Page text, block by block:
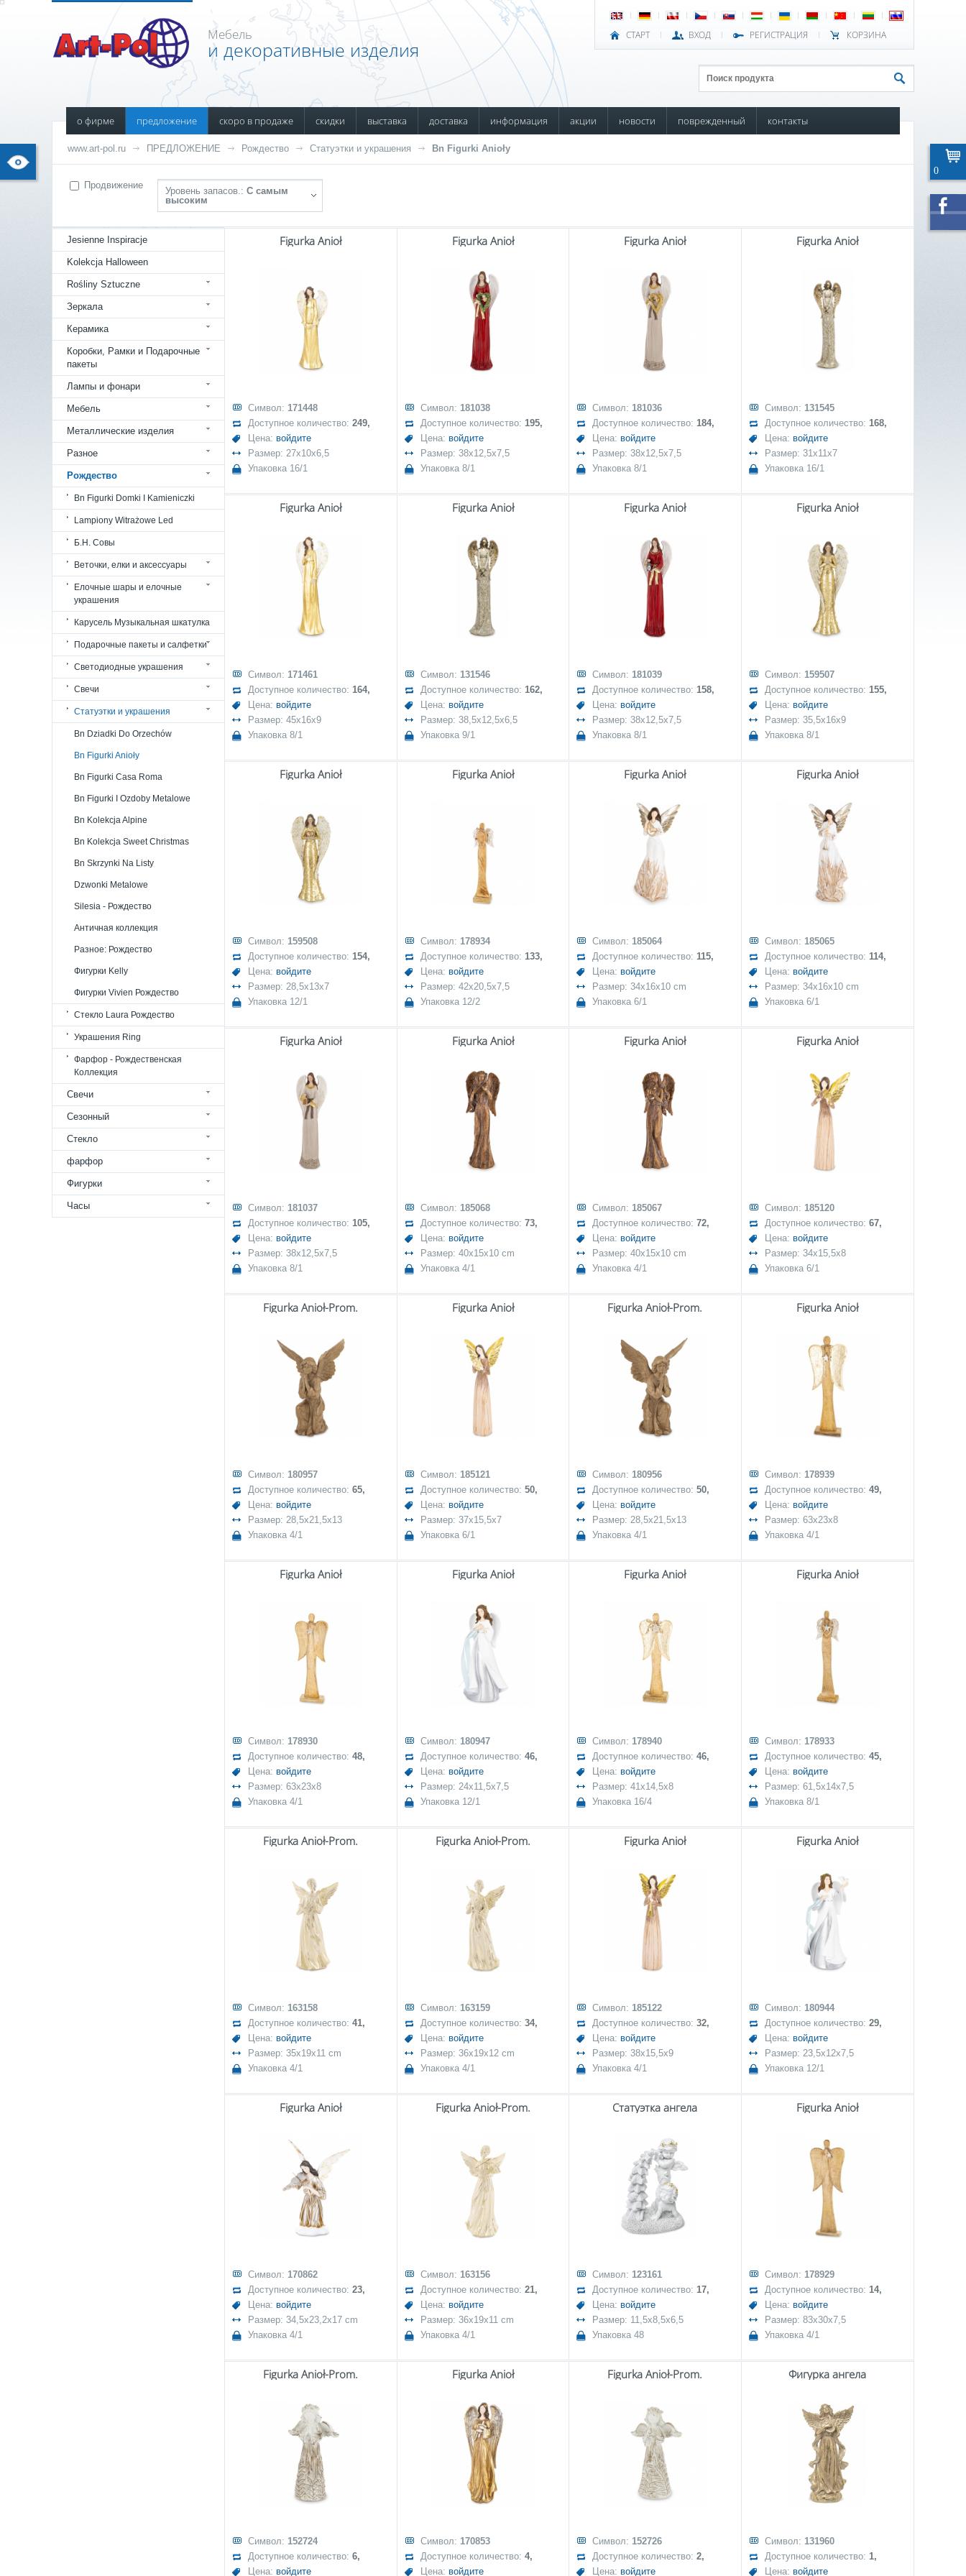
СТАРТ ВХОД РЕГИСТРАЦИЯ КОРЗИНА
Мебель
и декоративные изделия
о фирме предложение скоро в продаже скидки выставка доставка информация акции новости поврежденный контакты
www.art-pol.ru ПРЕДЛОЖЕНИЕ Рождество Статуэтки и украшения Bn Figurki Anioły
Продвижение
Уровень запасов.: С самым
высоким
Jesienne Inspiracje
Kolekcja Halloween
Rośliny Sztuczne
Зеркала
Керамика
Коробки, Рамки и Подарочные
пакеты
Лампы и фонари
Мебель
Металлические изделия
Разное
Рождество
Bn Figurki Domki I Kamieniczki
Lampiony Witrażowe Led
Б.Н. Совы
Веточки, елки и аксессуары
Елочные шары и елочные
украшения
Карусель Музыкальная шкатулка
Подарочные пакеты и салфетки
Светодиодные украшения
Свечи
Статуэтки и украшения
Bn Dziadki Do Orzechów
Bn Figurki Anioły
Bn Figurki Casa Roma
Bn Figurki I Ozdoby Metalowe
Bn Kolekcja Alpine
Bn Kolekcja Sweet Christmas
Bn Skrzynki Na Listy
Dzwonki Metalowe
Silesia - Рождество
Античная коллекция
Разное: Рождество
Фигурки Kelly
Фигурки Vivien Рождество
Стекло Laura Рождество
Украшения Ring
Фарфор - Рождественская
Коллекция
Свечи
Сезонный
Стекло
фарфор
Фигурки
Часы
Figurka Anioł
Символ: 171448
Доступное количество: 249,
Цена: войдите
Размер: 27x10x6,5
Упаковка 16/1
Figurka Anioł
Символ: 181038
Доступное количество: 195,
Цена: войдите
Размер: 38x12,5x7,5
Упаковка 8/1
Figurka Anioł
Символ: 181036
Доступное количество: 184,
Цена: войдите
Размер: 38x12,5x7,5
Упаковка 8/1
Figurka Anioł
Символ: 131545
Доступное количество: 168,
Цена: войдите
Размер: 31x11x7
Упаковка 16/1
Figurka Anioł
Символ: 171461
Доступное количество: 164,
Цена: войдите
Размер: 45x16x9
Упаковка 8/1
Figurka Anioł
Символ: 131546
Доступное количество: 162,
Цена: войдите
Размер: 38,5x12,5x6,5
Упаковка 9/1
Figurka Anioł
Символ: 181039
Доступное количество: 158,
Цена: войдите
Размер: 38x12,5x7,5
Упаковка 8/1
Figurka Anioł
Символ: 159507
Доступное количество: 155,
Цена: войдите
Размер: 35,5x16x9
Упаковка 8/1
Figurka Anioł
Символ: 159508
Доступное количество: 154,
Цена: войдите
Размер: 28,5x13x7
Упаковка 12/1
Figurka Anioł
Символ: 178934
Доступное количество: 133,
Цена: войдите
Размер: 42x20,5x7,5
Упаковка 12/2
Figurka Anioł
Символ: 185064
Доступное количество: 115,
Цена: войдите
Размер: 34x16x10 cm
Упаковка 6/1
Figurka Anioł
Символ: 185065
Доступное количество: 114,
Цена: войдите
Размер: 34x16x10 cm
Упаковка 6/1
Figurka Anioł
Символ: 181037
Доступное количество: 105,
Цена: войдите
Размер: 38x12,5x7,5
Упаковка 8/1
Figurka Anioł
Символ: 185068
Доступное количество: 73,
Цена: войдите
Размер: 40x15x10 cm
Упаковка 4/1
Figurka Anioł
Символ: 185067
Доступное количество: 72,
Цена: войдите
Размер: 40x15x10 cm
Упаковка 4/1
Figurka Anioł
Символ: 185120
Доступное количество: 67,
Цена: войдите
Размер: 34x15,5x8
Упаковка 6/1
Figurka Anioł-Prom.
Символ: 180957
Доступное количество: 65,
Цена: войдите
Размер: 28,5x21,5x13
Упаковка 4/1
Figurka Anioł
Символ: 185121
Доступное количество: 50,
Цена: войдите
Размер: 37x15,5x7
Упаковка 6/1
Figurka Anioł-Prom.
Символ: 180956
Доступное количество: 50,
Цена: войдите
Размер: 28,5x21,5x13
Упаковка 4/1
Figurka Anioł
Символ: 178939
Доступное количество: 49,
Цена: войдите
Размер: 63x23x8
Упаковка 4/1
Figurka Anioł
Символ: 178930
Доступное количество: 48,
Цена: войдите
Размер: 63x23x8
Упаковка 4/1
Figurka Anioł
Символ: 180947
Доступное количество: 46,
Цена: войдите
Размер: 24x11,5x7,5
Упаковка 12/1
Figurka Anioł
Символ: 178940
Доступное количество: 46,
Цена: войдите
Размер: 41x14,5x8
Упаковка 16/4
Figurka Anioł
Символ: 178933
Доступное количество: 45,
Цена: войдите
Размер: 61,5x14x7,5
Упаковка 8/1
Figurka Anioł-Prom.
Символ: 163158
Доступное количество: 41,
Цена: войдите
Размер: 35x19x11 cm
Упаковка 4/1
Figurka Anioł-Prom.
Символ: 163159
Доступное количество: 34,
Цена: войдите
Размер: 36x19x12 cm
Упаковка 4/1
Figurka Anioł
Символ: 185122
Доступное количество: 32,
Цена: войдите
Размер: 38x15,5x9
Упаковка 4/1
Figurka Anioł
Символ: 180944
Доступное количество: 29,
Цена: войдите
Размер: 23,5x12x7,5
Упаковка 12/1
Figurka Anioł
Символ: 170862
Доступное количество: 23,
Цена: войдите
Размер: 34,5x23,2x17 cm
Упаковка 4/1
Figurka Anioł-Prom.
Символ: 163156
Доступное количество: 21,
Цена: войдите
Размер: 36x19x11 cm
Упаковка 4/1
Статуэтка ангела
Символ: 123161
Доступное количество: 17,
Цена: войдите
Размер: 11,5x8,5x6,5
Упаковка 48
Figurka Anioł
Символ: 178929
Доступное количество: 14,
Цена: войдите
Размер: 83x30x7,5
Упаковка 4/1
Figurka Anioł-Prom.
Символ: 152724
Доступное количество: 6,
Цена: войдите
Figurka Anioł
Символ: 170853
Доступное количество: 4,
Цена: войдите
Figurka Anioł-Prom.
Символ: 152726
Доступное количество: 2,
Цена: войдите
Фигурка ангела
Символ: 131960
Доступное количество: 1,
Цена: войдите
0